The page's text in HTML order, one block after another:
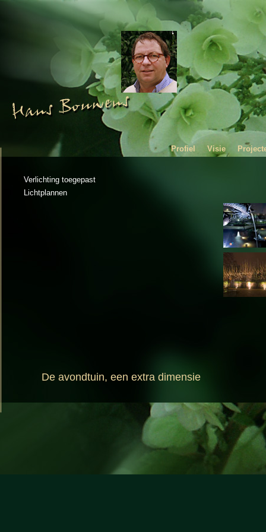
Visie
Profiel
Verlichting toegepast
Lichtplannen
De avondtuin, een extra dimensie